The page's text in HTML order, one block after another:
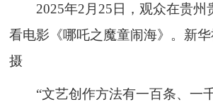
2025年2月25日，观众在贵州
看电影《哪吒之魔童闹海》。新
摄
“文艺创作方法有一百条、一